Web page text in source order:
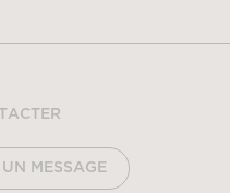
MESSAGE